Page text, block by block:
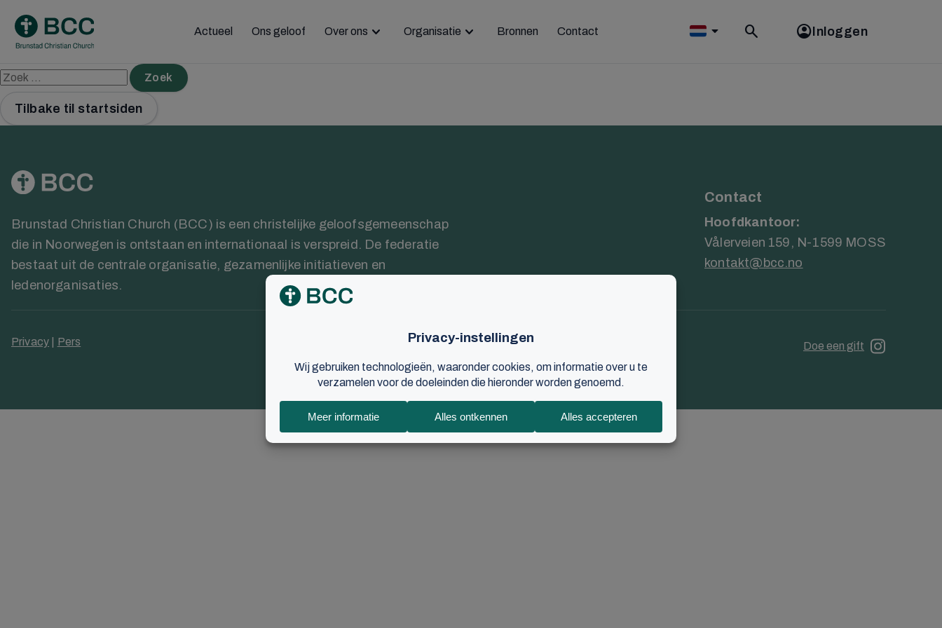
content
Actueel Ons geloof Over ons Organisatie Bronnen Contact
Toggle
Inloggen
Zoeken
naar:
Zoek
Tilbake til startsiden
Brunstad Christian Church (BCC) is een christelijke geloofsgemeenschap
die in Noorwegen is ontstaan en internationaal is verspreid. De federatie
bestaat uit de centrale organisatie, gezamenlijke initiatieven en
ledenorganisaties.
Contact
Hoofdkantoor:
Vålerveien 159, N-1599 MOSS
kontakt@bcc.no
Privacy Pers 2026 © BCC - Alle rechten voorbehouden Doe een gift